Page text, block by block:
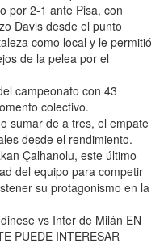
por 2-1 ante Pisa, con
Davis desde el punto
como local y le permitió
de la pelea por el
campeonato con 43
colectivo.
sumar de a tres, el empate
desde el rendimiento.
Çalhanolu, este último
del equipo para competir
su protagonismo en la
vs Inter de Milán EN
PUEDE INTERESAR